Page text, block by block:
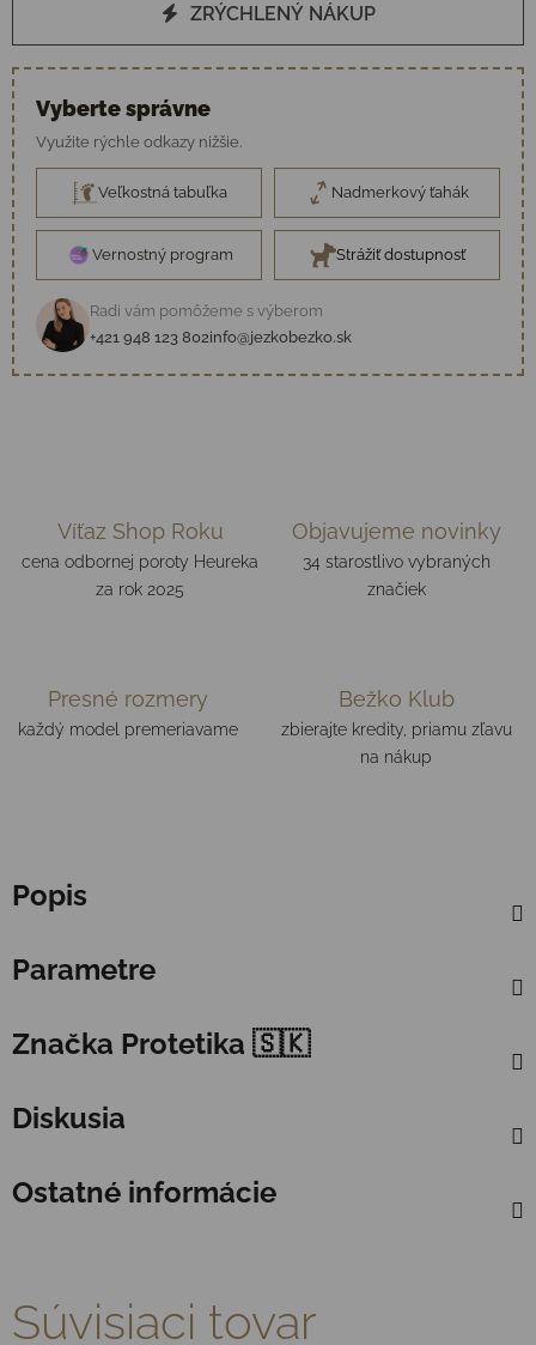
ZRÝCHLENÝ NÁKUP
Vyberte správne
Využite rýchle odkazy nižšie.
Veľkostná tabuľka Nadmerkový ťahák
Vernostný program Strážiť dostupnosť
Radi vám pomôžeme s výberom
+421 948 123 802info@jezkobezko.sk
Víťaz Shop Roku
cena odbornej poroty Heureka
za rok 2025
Objavujeme novinky
34 starostlivo vybraných
značiek
Presné rozmery
každý model premeriavame
Bežko Klub
zbierajte kredity, priamu zľavu
na nákup
Popis
Parametre
Značka Protetika 🇸🇰
Diskusia
Ostatné informácie
Súvisiaci tovar